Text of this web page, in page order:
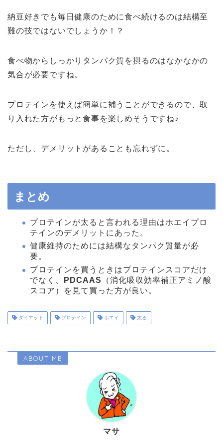
納豆好きでも毎日健康のために食べ続けるのは結構至
難の技ではないでしょうか！？
食べ物からしっかりタンパク質を摂るのはなかなかの
気合が必要ですね。
プロテインを使えば簡単に補うことができるので、取
り入れた方がもっと食事を楽しめそうですね♪
ただし、デメリットがあることも忘れずに。
まとめ
プロテインが太ると言われる理由はホエイプロ
テインのデメリットにあった。
健康維持のためには結構なタンパク質量が必
要。
プロテインを買うときはプロテインスコアだけ
でなく、
PDCAAS
（消化吸収効率補正アミノ酸
スコア）を見て買った方が良い。
ダイエット プロテイン ホエイ 太る
ABOUT ME
マサ